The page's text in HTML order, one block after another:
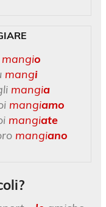
mangio
mangi
mangia
mangiamo
mangiate
mangiano